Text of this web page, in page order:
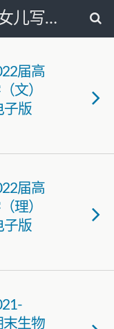
『华风夏韵』汉服美女儿写真图片网
届高
文）
子版
届高
理）
子版
末生物